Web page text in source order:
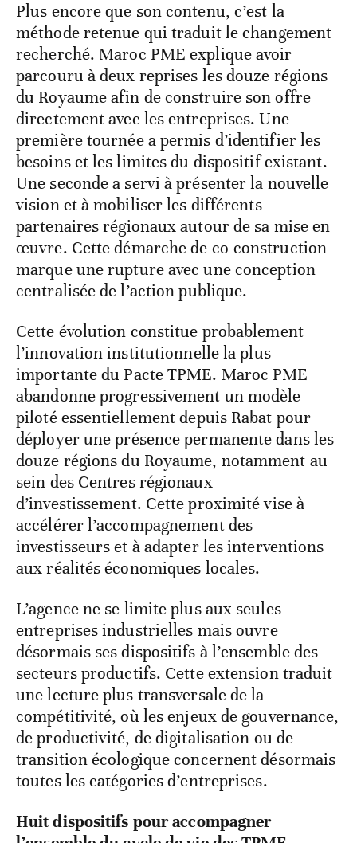
Plus encore que son contenu, c’est la
méthode retenue qui traduit le changement
recherché. Maroc PME explique avoir
parcouru à deux reprises les douze régions
du Royaume afin de construire son offre
directement avec les entreprises. Une
première tournée a permis d’identifier les
besoins et les limites du dispositif existant.
Une seconde a servi à présenter la nouvelle
vision et à mobiliser les différents
partenaires régionaux autour de sa mise en
œuvre. Cette démarche de co-construction
marque une rupture avec une conception
centralisée de l’action publique.
Cette évolution constitue probablement
l’innovation institutionnelle la plus
importante du Pacte TPME. Maroc PME
abandonne progressivement un modèle
piloté essentiellement depuis Rabat pour
déployer une présence permanente dans les
douze régions du Royaume, notamment au
sein des Centres régionaux
d’investissement. Cette proximité vise à
accélérer l’accompagnement des
investisseurs et à adapter les interventions
aux réalités économiques locales.
L’agence ne se limite plus aux seules
entreprises industrielles mais ouvre
désormais ses dispositifs à l’ensemble des
secteurs productifs. Cette extension traduit
une lecture plus transversale de la
compétitivité, où les enjeux de gouvernance,
de productivité, de digitalisation ou de
transition écologique concernent désormais
toutes les catégories d’entreprises.
Huit dispositifs pour accompagner